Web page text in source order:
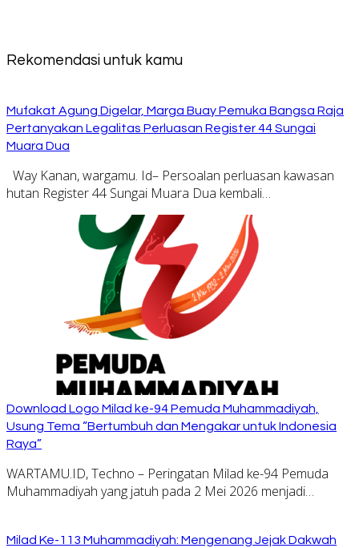
Rekomendasi untuk kamu
Mufakat Agung Digelar, Marga Buay Pemuka Bangsa Raja
Pertanyakan Legalitas Perluasan Register 44 Sungai
Muara Dua
Way Kanan, wargamu. Id– Persoalan perluasan kawasan
hutan Register 44 Sungai Muara Dua kembali…
Download Logo Milad ke-94 Pemuda Muhammadiyah,
Usung Tema “Bertumbuh dan Mengakar untuk Indonesia
Raya”
WARTAMU.ID, Techno – Peringatan Milad ke-94 Pemuda
Muhammadiyah yang jatuh pada 2 Mei 2026 menjadi…
Milad Ke-113 Muhammadiyah: Mengenang Jejak Dakwah